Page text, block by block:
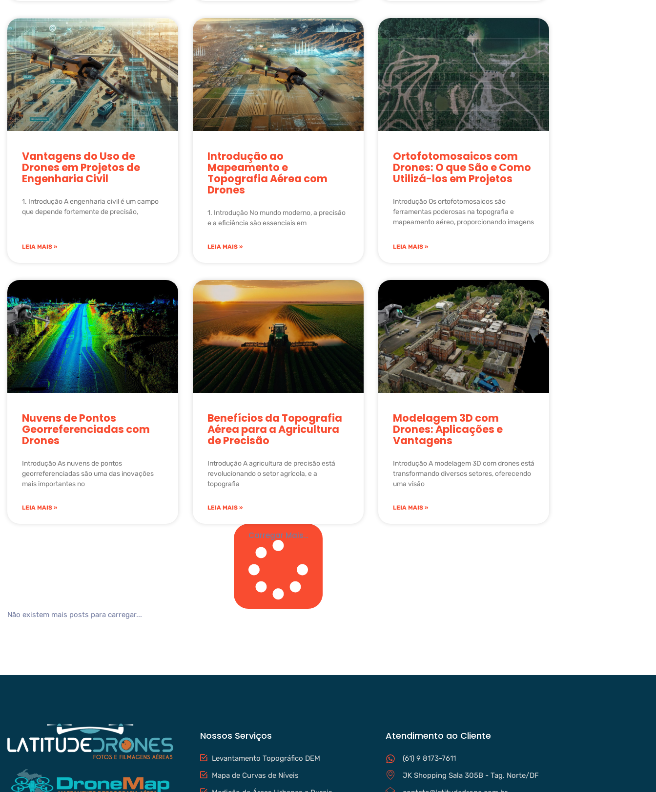
Vantagens do Uso de
Drones em Projetos de
Engenharia Civil
1. Introdução A engenharia civil é um campo
que depende fortemente de precisão,
LEIA MAIS »
Introdução ao
Mapeamento e
Topografia Aérea com
Drones
1. Introdução No mundo moderno, a precisão
e a eficiência são essenciais em
LEIA MAIS »
Ortofotomosaicos com
Drones: O que São e Como
Utilizá-los em Projetos
Introdução Os ortofotomosaicos são
ferramentas poderosas na topografia e
mapeamento aéreo, proporcionando imagens
LEIA MAIS »
Nuvens de Pontos
Georreferenciadas com
Drones
Introdução As nuvens de pontos
georreferenciadas são uma das inovações
mais importantes no
LEIA MAIS »
Benefícios da Topografia
Aérea para a Agricultura
de Precisão
Introdução A agricultura de precisão está
revolucionando o setor agrícola, e a
topografia
LEIA MAIS »
Modelagem 3D com
Drones: Aplicações e
Vantagens
Introdução A modelagem 3D com drones está
transformando diversos setores, oferecendo
uma visão
LEIA MAIS »
Carregar Mais...
Não existem mais posts para carregar...
Nossos Serviços
Levantamento Topográfico DEM
Mapa de Curvas de Níveis
Atendimento ao Cliente
(61) 9 8173-7611
JK Shopping Sala 305B - Tag. Norte/DF